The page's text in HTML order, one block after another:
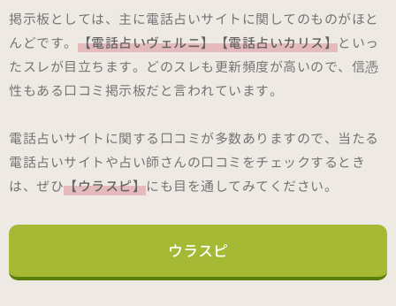
掲示板としては、主に電話占いサイトに関してのものがほと
んどです。 【電話占いヴェルニ】【電話占いカリス】といっ
たスレが目立ちます。どのスレも更新頻度が高いので、信憑
性もある口コミ掲示板だと言われています。
電話占いサイトに関する口コミが多数ありますので、当たる
電話占いサイトや占い師さんの口コミをチェックするとき
は、ぜひ【ウラスピ】にも目を通してみてください。
ウラスピ